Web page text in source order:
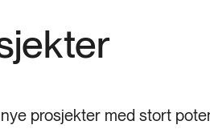
prosjekter med stort